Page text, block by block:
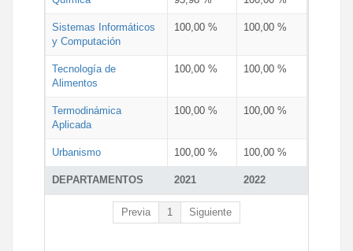
DEPARTAMENTOS 2021 2022
Sistemas Informáticos
y Computación
100,00 % 100,00 %
Tecnología de
Alimentos
100,00 % 100,00 %
Termodinámica
Aplicada
100,00 % 100,00 %
Urbanismo 100,00 % 100,00 %
Previa 1 Siguiente